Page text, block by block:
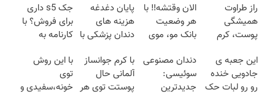
راز طراوت
همیشگی
پوست، کرم
با 45%تخفیف
الان وقتشه‼️ با
هر وضعیت
بانک مو، موی
پایان دغدغه
هزینه های
دندان پزشکی با
کننده خانگی
جک s5 داری
برای فروش؟ با
کارنامه به
بفروش!
این جعبه ی
جادویی خنده
رو رو لبات حک
دندان مصنوعی
سوئیسی:
جدیدترین
با کرم جوانساز
آلمانی حال
پوستت توی هر
با این روش
توی
خونه،سفیدی و